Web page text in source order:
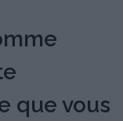
que vous